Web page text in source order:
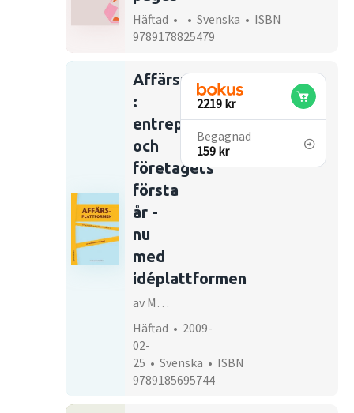
Häftad • • Svenska • ISBN
9789178825479
Affärsplattformen
:
entreprenören
och
företagets
första
år -
nu
med
idéplattformen
av Magnus Klofsten
Häftad • 2009-
02-
25 • Svenska • ISBN
9789185695744
2219 kr
Begagnad
159 kr